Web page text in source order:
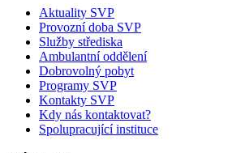
Aktuality SVP
Provozní doba SVP
Služby střediska
Ambulantní oddělení
Dobrovolný pobyt
Programy SVP
Kontakty SVP
Kdy nás kontaktovat?
Spolupracující instituce